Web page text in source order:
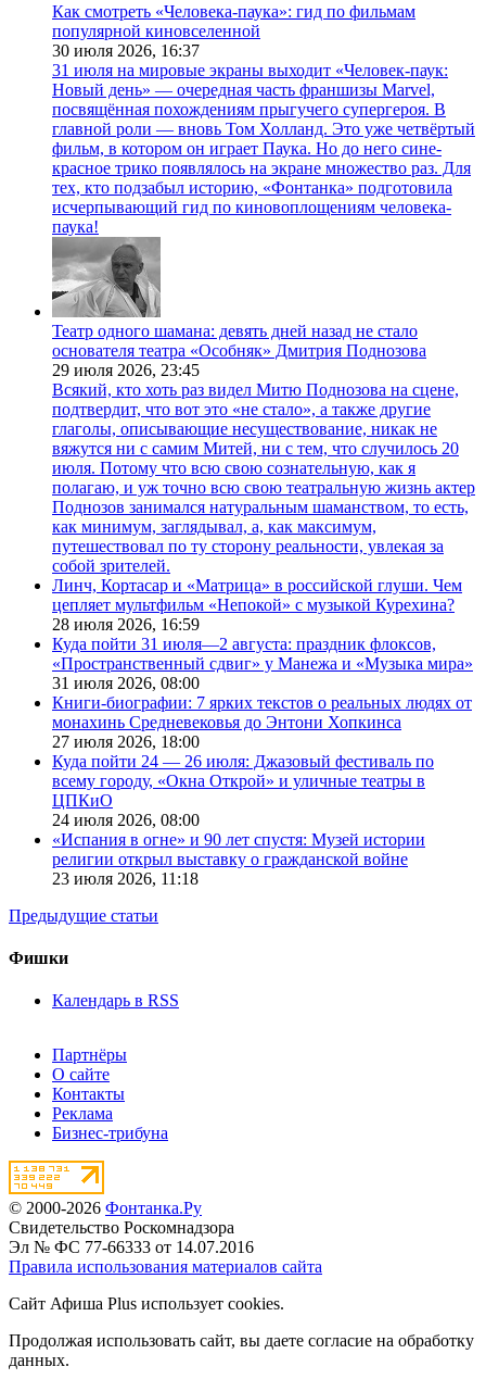
Как смотреть «Человека-паука»: гид по фильмам
популярной киновселенной
30 июля 2026, 16:37
31 июля на мировые экраны выходит «Человек-паук:
Новый день» — очередная часть франшизы Marvel,
посвящённая похождениям прыгучего супергероя. В
главной роли — вновь Том Холланд. Это уже четвёртый
фильм, в котором он играет Паука. Но до него сине-
красное трико появлялось на экране множество раз. Для
тех, кто подзабыл историю, «Фонтанка» подготовила
исчерпывающий гид по киновоплощениям человека-
паука!
Театр одного шамана: девять дней назад не стало
основателя театра «Особняк» Дмитрия Поднозова
29 июля 2026, 23:45
Всякий, кто хоть раз видел Митю Поднозова на сцене,
подтвердит, что вот это «не стало», а также другие
глаголы, описывающие несуществование, никак не
вяжутся ни с самим Митей, ни с тем, что случилось 20
июля. Потому что всю свою сознательную, как я
полагаю, и уж точно всю свою театральную жизнь актер
Поднозов занимался натуральным шаманством, то есть,
как минимум, заглядывал, а, как максимум,
путешествовал по ту сторону реальности, увлекая за
собой зрителей.
Линч, Кортасар и «Матрица» в российской глуши. Чем
цепляет мультфильм «Непокой» с музыкой Курехина?
28 июля 2026, 16:59
Куда пойти 31 июля—2 августа: праздник флоксов,
«Пространственный сдвиг» у Манежа и «Музыка мира»
31 июля 2026, 08:00
Книги-биографии: 7 ярких текстов о реальных людях от
монахинь Средневековья до Энтони Хопкинса
27 июля 2026, 18:00
Куда пойти 24 — 26 июля: Джазовый фестиваль по
всему городу, «Окна Открой» и уличные театры в
ЦПКиО
24 июля 2026, 08:00
«Испания в огне» и 90 лет спустя: Музей истории
религии открыл выставку о гражданской войне
23 июля 2026, 11:18
Предыдущие статьи
Фишки
Календарь в RSS
Партнёры
О сайте
Контакты
Реклама
Бизнес-трибуна
© 2000-2026 Фонтанка.Ру
Свидетельство Роскомнадзора
Эл № ФС 77-66333 от 14.07.2016
Правила использования материалов сайта
Сайт Афиша Plus использует cookies.
Продолжая использовать сайт, вы даете согласие на обработку
данных.